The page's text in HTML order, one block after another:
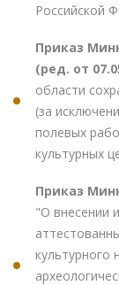
Российской
Приказ
(ред. от
области
(за
полевых
культурных
Приказ
"О внесении
культурного